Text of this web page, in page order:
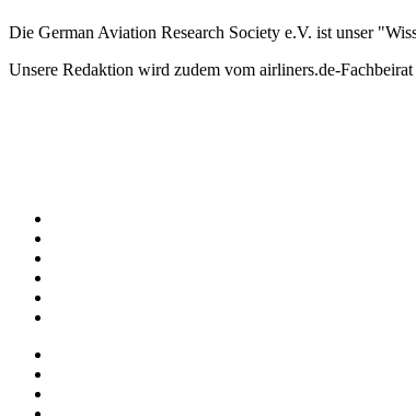
Die German Aviation Research Society e.V. ist unser
Unsere Redaktion wird zudem vom airliners.de-